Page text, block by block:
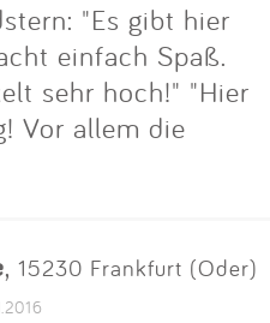
"Es gibt hier
einfach Spaß.
sehr hoch!" "Hier
Vor allem die
, 15230 Frankfurt (Oder)